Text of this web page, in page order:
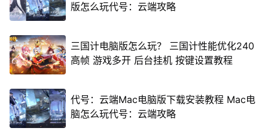
版怎么玩代号：云端攻略
三国计电脑版怎么玩？ 三国计性能优化240
高帧 游戏多开 后台挂机 按键设置教程
代号：云端Mac电脑版下载安装教程 Mac电
脑怎么玩代号：云端攻略